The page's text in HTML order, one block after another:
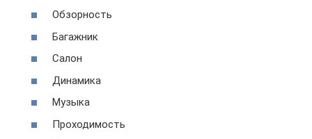
Обзорность
Багажник
Салон
Динамика
Музыка
Проходимость